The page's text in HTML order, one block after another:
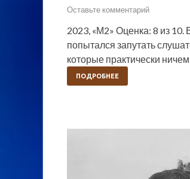
Оставьте комментарий
2023, «М2» Оценка: 8 из
попытался запутать
которые практически
ПОДРОБНЕЕ